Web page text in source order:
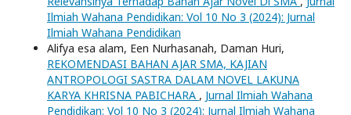
Ilmiah Wahana Pendidikan: Vol 10 No 3 (2024): Jurnal
Ilmiah Wahana Pendidikan
Alifya esa alam, Een Nurhasanah, Daman Huri,
REKOMENDASI BAHAN AJAR SMA, KAJIAN
ANTROPOLOGI SASTRA DALAM NOVEL LAKUNA
KARYA KHRISNA PABICHARA , Jurnal Ilmiah Wahana
Pendidikan: Vol 10 No 3 (2024): Jurnal Ilmiah Wahana